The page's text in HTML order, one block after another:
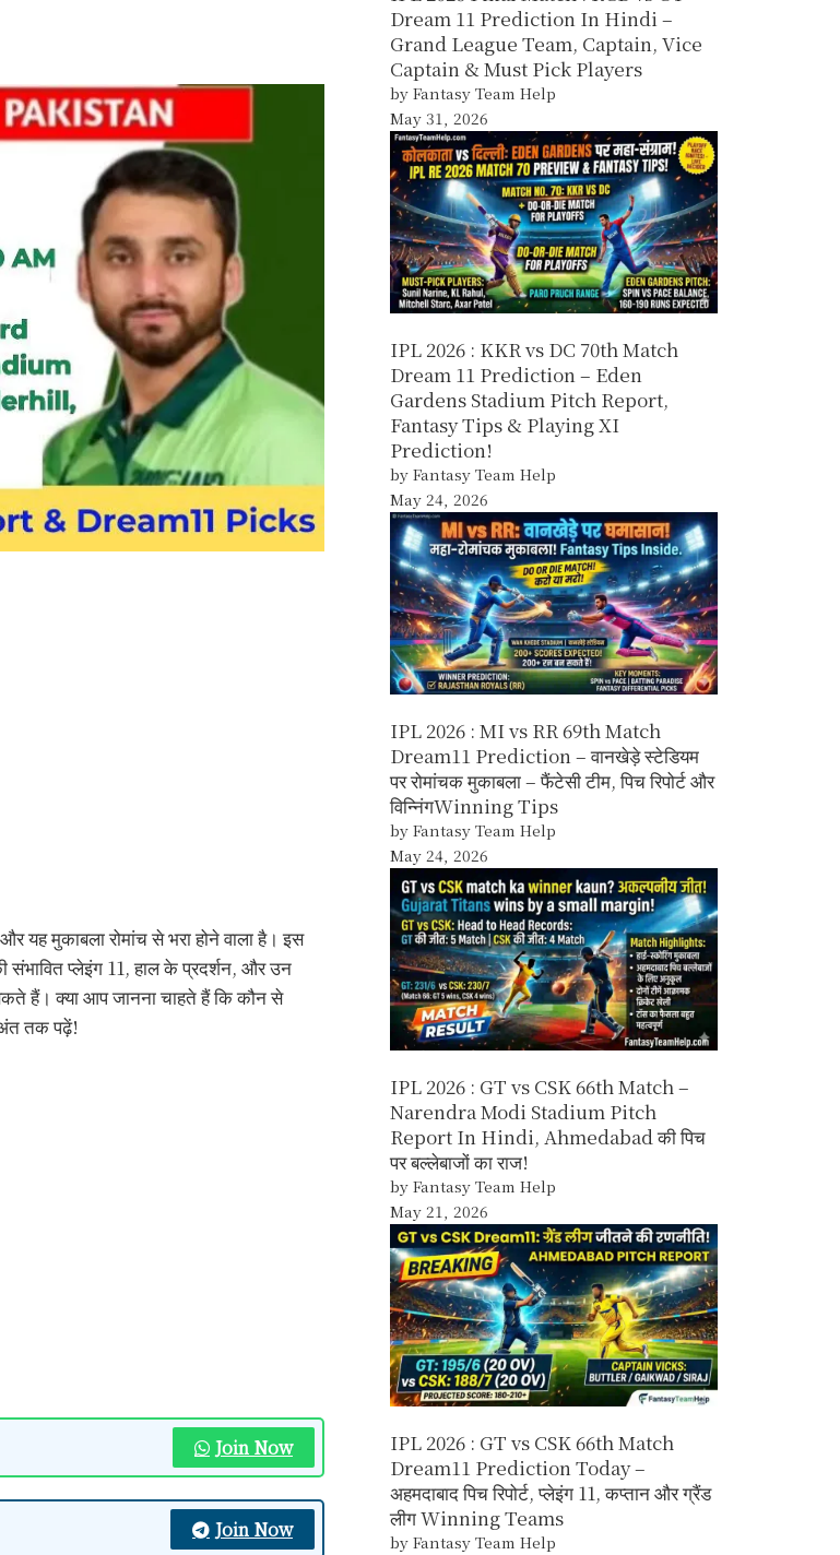
यह मुकाबला रोमांच से भरा होने वाला है। इस
संभावित प्लेइंग 11, हाल के प्रदर्शन, और उन
हैं। क्या आप जानना चाहते हैं कि कौन से
तक पढ़ें!
Join Now
Join Now
Dream 11 Prediction In Hindi –
Grand League Team, Captain, Vice
Captain & Must Pick Players
by Fantasy Team Help
May 31, 2026
IPL 2026 : KKR vs DC 70th Match
Dream 11 Prediction – Eden
Gardens Stadium Pitch Report,
Fantasy Tips & Playing XI
Prediction!
by Fantasy Team Help
May 24, 2026
IPL 2026 : MI vs RR 69th Match
Dream11 Prediction – वानखेड़े स्टेडियम
पर रोमांचक मुकाबला – फैंटेसी टीम, पिच रिपोर्ट और
विन्निंगWinning Tips
by Fantasy Team Help
May 24, 2026
IPL 2026 : GT vs CSK 66th Match –
Narendra Modi Stadium Pitch
Report In Hindi, Ahmedabad की पिच
पर बल्लेबाजों का राज!
by Fantasy Team Help
May 21, 2026
IPL 2026 : GT vs CSK 66th Match
Dream11 Prediction Today –
अहमदाबाद पिच रिपोर्ट, प्लेइंग 11, कप्तान और ग्रैंड
लीग Winning Teams
by Fantasy Team Help